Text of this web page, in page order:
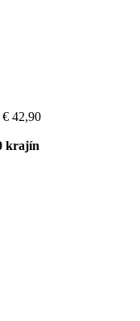
€ 42,90
krajín